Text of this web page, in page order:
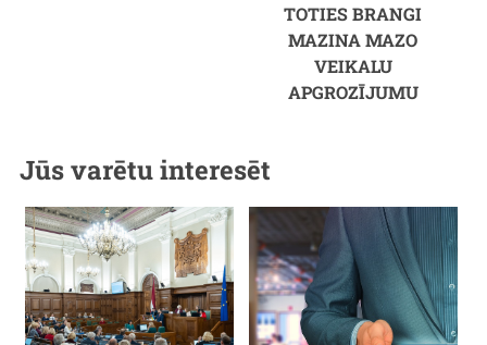
TOTIES BRANGI
MAZINA MAZO
VEIKALU
APGROZĪJUMU
Jūs varētu interesēt